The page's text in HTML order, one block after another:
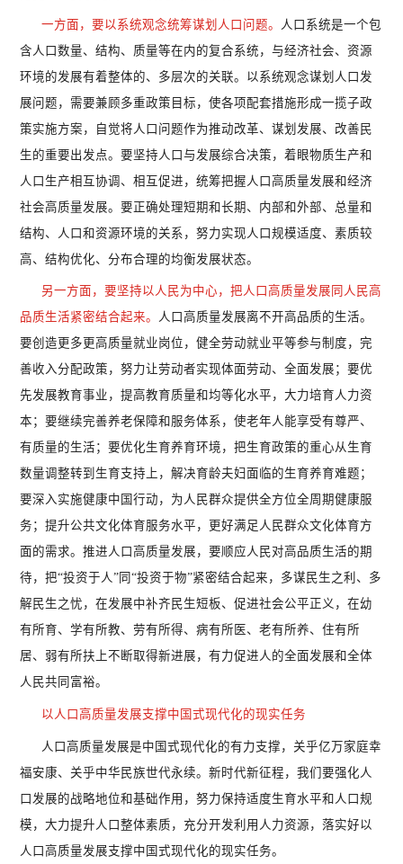
一方面，要以系统观念统筹谋划人口问题。
人口系统是一个包
含人口数量、结构、质量等在内的复合系统，与经济社会、资源
环境的发展有着整体的、多层次的关联。以系统观念谋划人口发
展问题，需要兼顾多重政策目标，使各项配套措施形成一揽子政
策实施方案，自觉将人口问题作为推动改革、谋划发展、改善民
生的重要出发点。要坚持人口与发展综合决策，着眼物质生产和
人口生产相互协调、相互促进，统筹把握人口高质量发展和经济
社会高质量发展。要正确处理短期和长期、内部和外部、总量和
结构、人口和资源环境的关系，努力实现人口规模适度、素质较
高、结构优化、分布合理的均衡发展状态。
另一方面，要坚持以人民为中心，把人口高质量发展同人民高
品质生活紧密结合起来。 人口高质量发展离不开高品质的生活。
要创造更多更高质量就业岗位，健全劳动就业平等参与制度，完
善收入分配政策，努力让劳动者实现体面劳动、全面发展；要优
先发展教育事业，提高教育质量和均等化水平，大力培育人力资
本；要继续完善养老保障和服务体系，使老年人能享受有尊严、
有质量的生活；要优化生育养育环境，把生育政策的重心从生育
数量调整转到生育支持上，解决育龄夫妇面临的生育养育难题；
要深入实施健康中国行动，为人民群众提供全方位全周期健康服
务；提升公共文化体育服务水平，更好满足人民群众文化体育方
面的需求。推进人口高质量发展，要顺应人民对高品质生活的期
待，把“投资于人”同“投资于物”紧密结合起来，多谋民生之利、多
解民生之忧，在发展中补齐民生短板、促进社会公平正义，在幼
有所育、学有所教、劳有所得、病有所医、老有所养、住有所
居、弱有所扶上不断取得新进展，有力促进人的全面发展和全体
人民共同富裕。
以人口高质量发展支撑中国式现代化的现实任务
人口高质量发展是中国式现代化的有力支撑，关乎亿万家庭幸
福安康、关乎中华民族世代永续。新时代新征程，我们要强化人
口发展的战略地位和基础作用，努力保持适度生育水平和人口规
模，大力提升人口整体素质，充分开发利用人力资源，落实好以
人口高质量发展支撑中国式现代化的现实任务。